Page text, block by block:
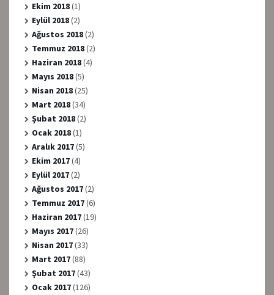
Ekim 2018(1)
Eylül 2018(2)
Ağustos 2018(2)
Temmuz 2018(2)
Haziran 2018(4)
Mayıs 2018(5)
Nisan 2018(25)
Mart 2018(34)
Şubat 2018(2)
Ocak 2018(1)
Aralık 2017(5)
Ekim 2017(4)
Eylül 2017(2)
Ağustos 2017(2)
Temmuz 2017(6)
Haziran 2017(19)
Mayıs 2017(26)
Nisan 2017(33)
Mart 2017(88)
Şubat 2017(43)
Ocak 2017(126)